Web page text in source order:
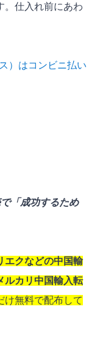
。仕入れ前にあわ
）はコンビニ払い
「成功するため
エクなどの中国輸
ルカリ中国輸入転
け無料で配布して